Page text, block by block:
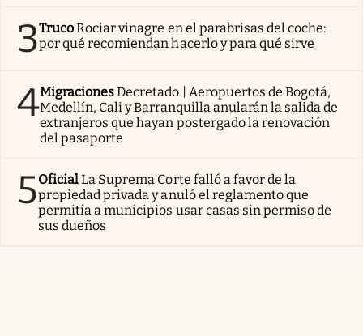
3TrucoRociar vinagre en el parabrisas del coche:
por qué recomiendan hacerlo y para qué sirve
4MigracionesDecretado | Aeropuertos de Bogotá,
Medellín, Cali y Barranquilla anularán la salida de
extranjeros que hayan postergado la renovación
del pasaporte
5OficialLa Suprema Corte falló a favor de la
propiedad privada y anuló el reglamento que
permitía a municipios usar casas sin permiso de
sus dueños